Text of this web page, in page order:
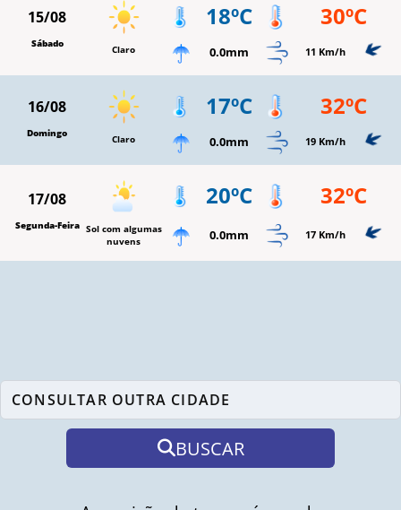
15/08
Sábado Claro
18ºC 30ºC
0.0mm 11 Km/h
16/08
Domingo Claro
17ºC 32ºC
0.0mm 19 Km/h
17/08
Segunda-Feira Sol com algumas
nuvens
20ºC 32ºC
0.0mm 17 Km/h
BUSCAR